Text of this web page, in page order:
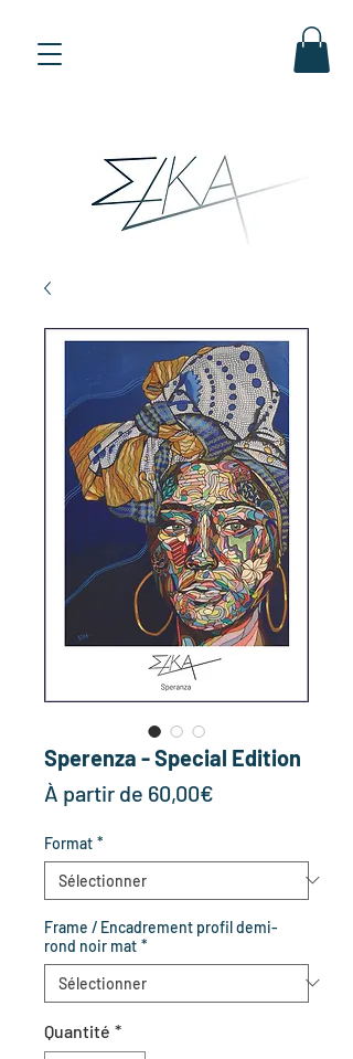
Sperenza - Special Edition
À partir de 60,00€
Format *
Frame / Encadrement profil demi-
rond noir mat *
Quantité *